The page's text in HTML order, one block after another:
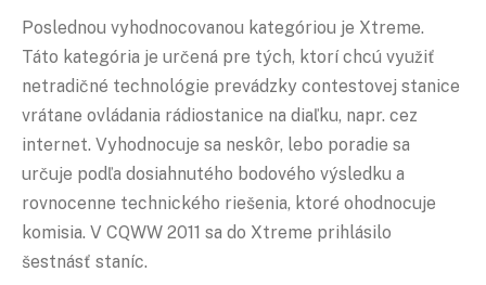
Poslednou vyhodnocovanou kategóriou je Xtreme.
Táto kategória je určená pre tých, ktorí chcú využiť
netradičné technológie prevádzky contestovej stanice
vrátane ovládania rádiostanice na diaľku, napr. cez
internet. Vyhodnocuje sa neskôr, lebo poradie sa
určuje podľa dosiahnutého bodového výsledku a
rovnocenne technického riešenia, ktoré ohodnocuje
komisia. V CQWW 2011 sa do Xtreme prihlásilo
šestnásť staníc.